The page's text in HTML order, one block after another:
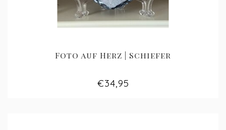
Foto auf Herz | Schiefer
€34,95